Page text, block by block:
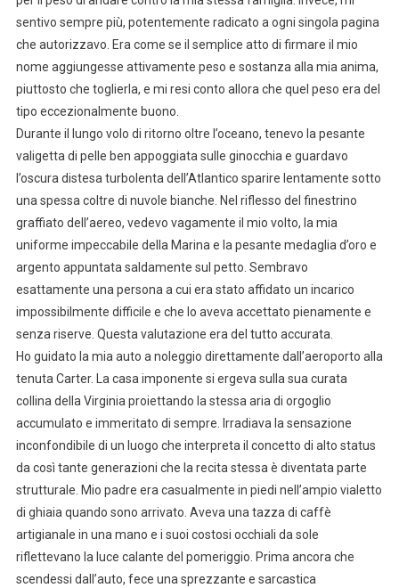
sentivo sempre più, potentemente radicato a ogni singola pagina
che autorizzavo. Era come se il semplice atto di firmare il mio
nome aggiungesse attivamente peso e sostanza alla mia anima,
piuttosto che toglierla, e mi resi conto allora che quel peso era del
tipo eccezionalmente buono.
Durante il lungo volo di ritorno oltre l’oceano, tenevo la pesante
valigetta di pelle ben appoggiata sulle ginocchia e guardavo
l’oscura distesa turbolenta dell’Atlantico sparire lentamente sotto
una spessa coltre di nuvole bianche. Nel riflesso del finestrino
graffiato dell’aereo, vedevo vagamente il mio volto, la mia
uniforme impeccabile della Marina e la pesante medaglia d’oro e
argento appuntata saldamente sul petto. Sembravo
esattamente una persona a cui era stato affidato un incarico
impossibilmente difficile e che lo aveva accettato pienamente e
senza riserve. Questa valutazione era del tutto accurata.
Ho guidato la mia auto a noleggio direttamente dall’aeroporto alla
tenuta Carter. La casa imponente si ergeva sulla sua curata
collina della Virginia proiettando la stessa aria di orgoglio
accumulato e immeritato di sempre. Irradiava la sensazione
inconfondibile di un luogo che interpreta il concetto di alto status
da così tante generazioni che la recita stessa è diventata parte
strutturale. Mio padre era casualmente in piedi nell’ampio vialetto
di ghiaia quando sono arrivato. Aveva una tazza di caffè
artigianale in una mano e i suoi costosi occhiali da sole
riflettevano la luce calante del pomeriggio. Prima ancora che
scendessi dall’auto, fece una sprezzante e sarcastica